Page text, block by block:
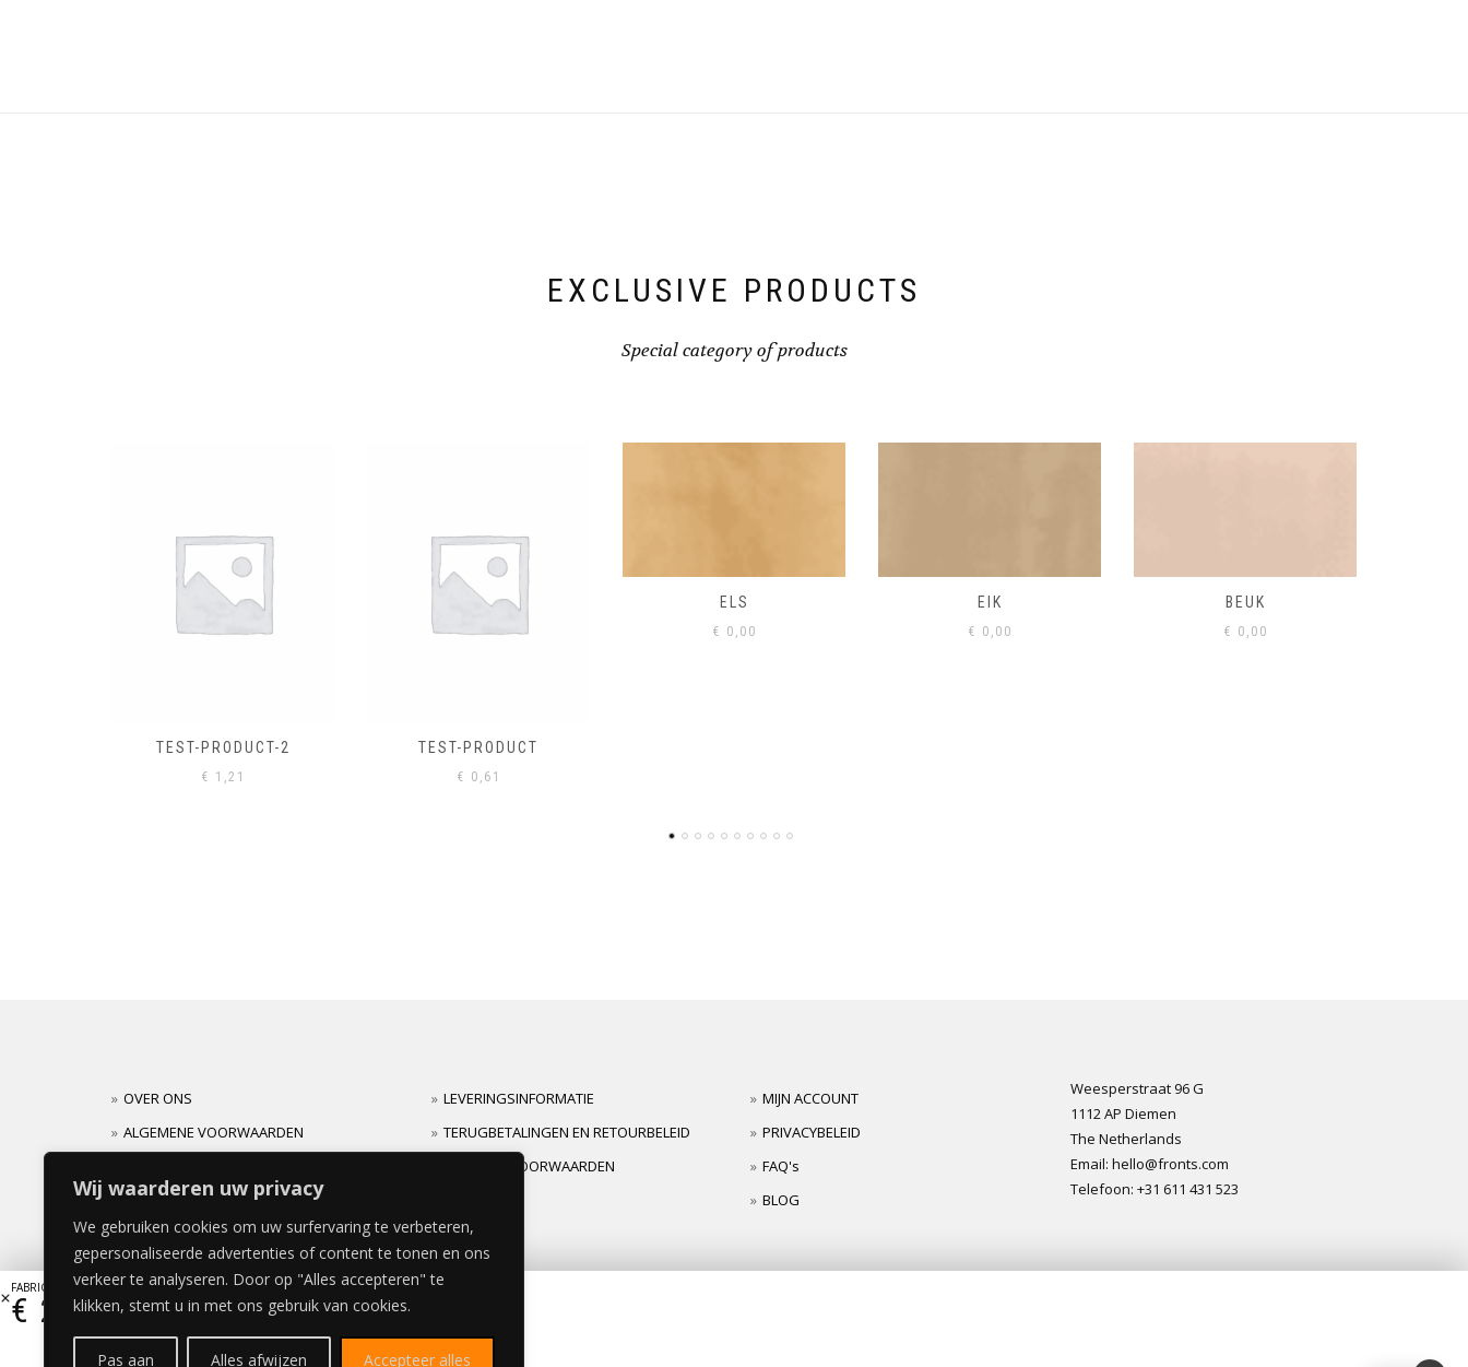
Wij waarderen uw privacy
We gebruiken cookies om uw surfervaring te verbeteren,
gepersonaliseerde advertenties of content te tonen en ons
verkeer te analyseren. Door op "Alles accepteren" te
klikken, stemt u in met ons gebruik van cookies.
Pas aan Alles afwijzen Accepteer alles
EXCLUSIVE PRODUCTS
Special category of products
TEST-PRODUCT
€ 0,61
ELS
€0,00
EIK
€ 0,00
BEUK
€ 0,00
VISONE
€ 0,00
OVER ONS
ALGEMENE VOORWAARDEN
LEVERINGSINFORMATIE
TERUGBETALINGEN EN RETOURBELEID
GARANTIEVOORWAARDEN
MIJN ACCOUNT
PRIVACYBELEID
FAQ's
BLOG
Weesperstraat 96 G
1112 AP Diemen
The Netherlands
Email: hello@fronts.com
Telefoon: +31 611 431 523
FABRIC VISION DEUR 40x200cm
€ 279,51